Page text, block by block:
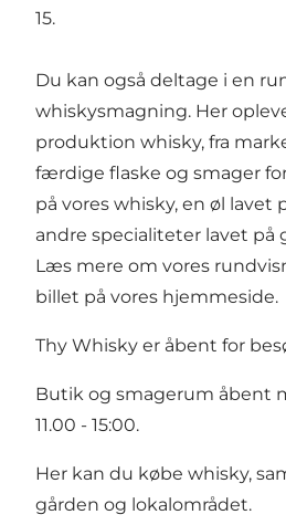
15.
Du kan også deltage i en
whiskysmagning. Her
produktion whisky, fra
færdige flaske og smager
på vores whisky, en øl lavet
andre specialiteter lavet på
Læs mere om vores
billet på vores hjemmeside.
Thy Whisky er åbent for
Butik og smagerum åbent
11.00 - 15:00.
Her kan du købe whisky,
gården og lokalområdet.